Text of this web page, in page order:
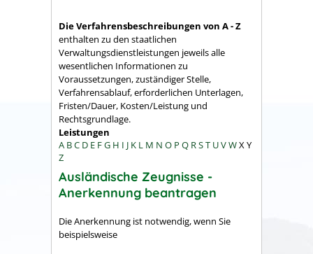
Die Verfahrensbeschreibungen von A - Z
enthalten zu den staatlichen
Verwaltungsdienstleistungen jeweils alle
wesentlichen Informationen zu
Voraussetzungen, zuständiger Stelle,
Verfahrensablauf, erforderlichen Unterlagen,
Fristen/Dauer, Kosten/Leistung und
Rechtsgrundlage.
Leistungen
A BC D E FG H I J K L M N O P Q RST UVWX Y
Z
Ausländische Zeugnisse -
Anerkennung beantragen
Die Anerkennung ist notwendig, wenn Sie
beispielsweise